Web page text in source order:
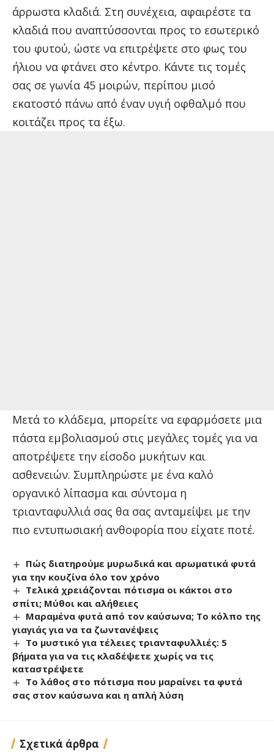
άρρωστα κλαδιά. Στη συνέχεια, αφαιρέστε τα
κλαδιά που αναπτύσσονται προς το εσωτερικό
του φυτού, ώστε να επιτρέψετε στο φως του
ήλιου να φτάνει στο κέντρο. Κάντε τις τομές
σας σε γωνία 45 μοιρών, περίπου μισό
εκατοστό πάνω από έναν υγιή οφθαλμό που
κοιτάζει προς τα έξω.
Μετά το κλάδεμα, μπορείτε να εφαρμόσετε μια
πάστα εμβολιασμού στις μεγάλες τομές για να
αποτρέψετε την είσοδο μυκήτων και
ασθενειών. Συμπληρώστε με ένα καλό
οργανικό λίπασμα και σύντομα η
τριανταφυλλιά σας θα σας ανταμείψει με την
πιο εντυπωσιακή ανθοφορία που είχατε ποτέ.
Πώς διατηρούμε μυρωδικά και αρωματικά φυτά
για την κουζίνα όλο τον χρόνο
Τελικά χρειάζονται πότισμα οι κάκτοι στο
σπίτι; Μύθοι και αλήθειες
Μαραμένα φυτά από τον καύσωνα; Το κόλπο της
γιαγιάς για να τα ζωντανέψεις
Το μυστικό για τέλειες τριανταφυλλιές: 5
βήματα για να τις κλαδέψετε χωρίς να τις
καταστρέψετε
Το λάθος στο πότισμα που μαραίνει τα φυτά
σας στον καύσωνα και η απλή λύση
Σχετικά άρθρα